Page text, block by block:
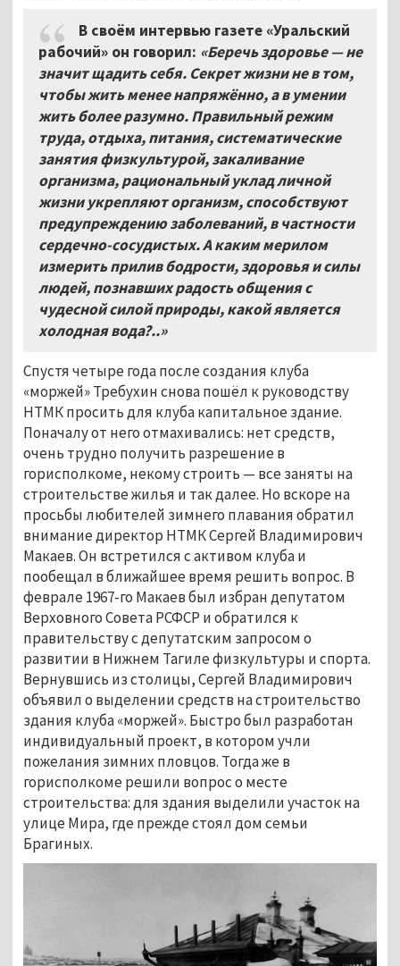
В своём интервью газете «Уральский
рабочий» он говорил: «Беречь здоровье — не
значит щадить себя. Секрет жизни не в том,
чтобы жить менее напряжённо, а в умении
жить более разумно. Правильный режим
труда, отдыха, питания, систематические
занятия физкультурой, закаливание
организма, рациональный уклад личной
жизни укрепляют организм, способствуют
предупреждению заболеваний, в частности
сердечно-сосудистых. А каким мерилом
измерить прилив бодрости, здоровья и силы
людей, познавших радость общения с
чудесной силой природы, какой является
холодная вода?..»
Спустя четыре года после создания клуба
«моржей» Требухин снова пошёл к руководству
НТМК просить для клуба капитальное здание.
Поначалу от него отмахивались: нет средств,
очень трудно получить разрешение в
горисполкоме, некому строить — все заняты на
строительстве жилья и так далее. Но вскоре на
просьбы любителей зимнего плавания обратил
внимание директор НТМК Сергей Владимирович
Макаев. Он встретился с активом клуба и
пообещал в ближайшее время решить вопрос. В
феврале 1967-го Макаев был избран депутатом
Верховного Совета РСФСР и обратился к
правительству с депутатским запросом о
развитии в Нижнем Тагиле физкультуры и спорта.
Вернувшись из столицы, Сергей Владимирович
объявил о выделении средств на строительство
здания клуба «моржей». Быстро был разработан
индивидуальный проект, в котором учли
пожелания зимних пловцов. Тогда же в
горисполкоме решили вопрос о месте
строительства: для здания выделили участок на
улице Мира, где прежде стоял дом семьи
Брагиных.